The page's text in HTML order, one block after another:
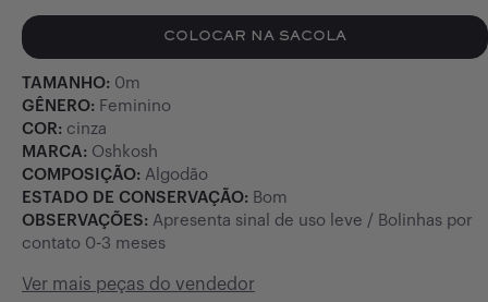
COLOCAR NA SACOLA
TAMANHO: 0m
GÊNERO: Feminino
COR: cinza
MARCA: Oshkosh
COMPOSIÇÃO: Algodão
ESTADO DE CONSERVAÇÃO: Bom
OBSERVAÇÕES: Apresenta sinal de uso leve / Bolinhas por
contato 0-3 meses
Ver mais peças do vendedor